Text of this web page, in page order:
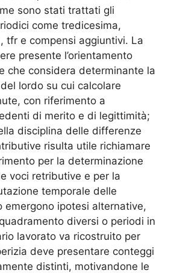
sono stati trattati gli
come tredicesima,
tfr e compensi aggiuntivi. La
presente l’orientamento
che considera determinante la
lordo su cui calcolare
con riferimento a
di merito e di legittimità;
disciplina delle differenze
risulta utile richiamare
per la determinazione
voci retributive e per la
temporale delle
emergono ipotesi alternative,
diversi o periodi in
lavorato va ricostruito per
deve presentare conteggi
distinti, motivandone le